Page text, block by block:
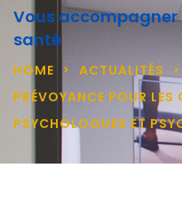
Vous
santé
HOME ACTUALITÉS
PRÉVOYANCE POUR LES
PSYCHOLOGUES ET